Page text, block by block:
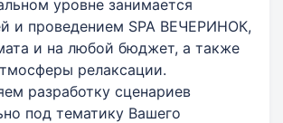
уровне занимается
и проведением SPA ВЕЧЕРИНОК,
и на любой бюджет, а также
релаксации.
разработку сценариев
под тематику Вашего